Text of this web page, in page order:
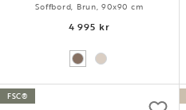
Soffbord, Brun, 90x90 cm
4 995 kr
FSC®